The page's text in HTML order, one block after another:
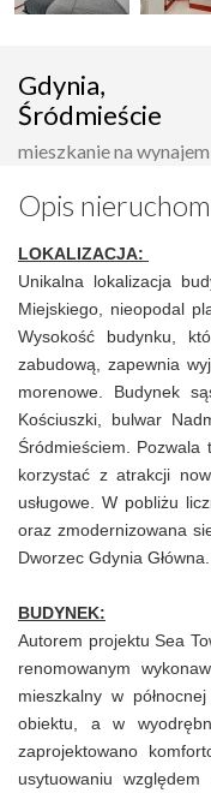
Gdynia,
Śródmieście
mieszkanie na wynajem
Opis
LOKALIZACJA:
Unikalna lokalizacja
Miejskiego, nieopodal
Wysokość budynku,
zabudową, zapewnia
morenowe. Budynek
Kościuszki, bulwar
Śródmieściem. Pozwala
korzystać z atrakcji
usługowe. W pobliżu
oraz zmodernizowana
Dworzec Gdynia
BUDYNEK:
Autorem projektu Sea
renomowanym
mieszkalny w
obiektu, a w
zaprojektowano
usytuowaniu